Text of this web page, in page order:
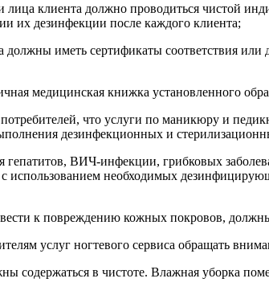
клиента должно проводиться чистой
их дезинфекции после каждого клиента;
иметь сертификаты соответствия
медицинская книжка установленного
что услуги по маникюру и
дезинфекционных и
гепатитов, ВИЧ-инфекции, грибковых
использованием необходимых
к повреждению кожных покровов,
услуг ногтевого сервиса обращать
содержаться в чистоте. Влажная уборка